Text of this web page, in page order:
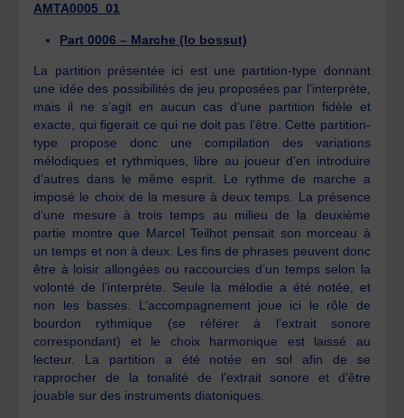
AMTA0005_01
Part 0006 – Marche (lo bossut)
La partition présentée ici est une partition-type donnant
une idée des possibilités de jeu proposées par l’interprète,
mais il ne s’agit en aucun cas d’une partition fidèle et
exacte, qui figerait ce qui ne doit pas l’être. Cette partition-
type propose donc une compilation des variations
mélodiques et rythmiques, libre au joueur d’en introduire
d’autres dans le même esprit. Le rythme de marche a
imposé le choix de la mesure à deux temps. La présence
d’une mesure à trois temps au milieu de la deuxième
partie montre que Marcel Teilhot pensait son morceau à
un temps et non à deux. Les fins de phrases peuvent donc
être à loisir allongées ou raccourcies d’un temps selon la
volonté de l’interprète. Seule la mélodie a été notée, et
non les basses. L’accompagnement joue ici le rôle de
bourdon rythmique (se référer à l’extrait sonore
correspondant) et le choix harmonique est laissé au
lecteur. La partition a été notée en sol afin de se
rapprocher de la tonalité de l’extrait sonore et d’être
jouable sur des instruments diatoniques.